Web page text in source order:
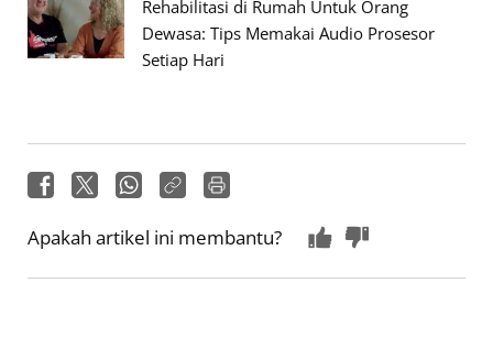
Rehabilitasi di Rumah Untuk Orang
Dewasa: Tips Memakai Audio Prosesor
Setiap Hari
Apakah artikel ini membantu?